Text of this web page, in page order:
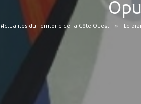
Actualités du Territoire de la Côte Ouest Le